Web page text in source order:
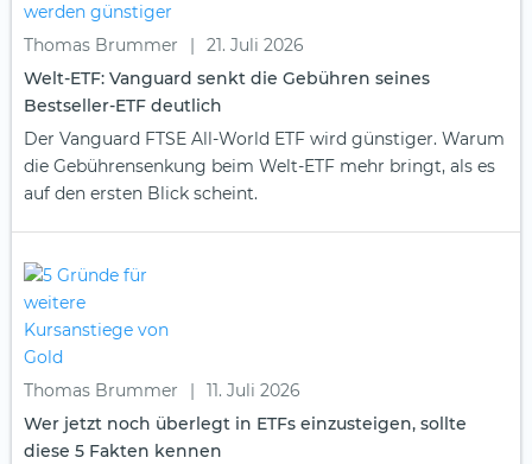
Thomas Brummer |
21. Juli 2026
Welt-ETF: Vanguard senkt die Gebühren seines
Bestseller-ETF deutlich
Der Vanguard FTSE All-World ETF wird günstiger. Warum
die Gebührensenkung beim Welt-ETF mehr bringt, als es
auf den ersten Blick scheint.
Thomas Brummer |
11. Juli 2026
Wer jetzt noch überlegt in ETFs einzusteigen, sollte
diese 5 Fakten kennen